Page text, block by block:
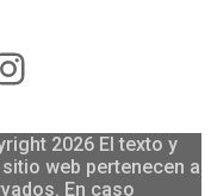
2026 El texto y
web pertenecen a
En caso